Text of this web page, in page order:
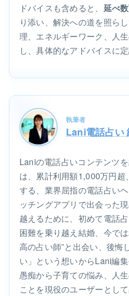
ドバイスも含めると、 延べ
り添い、解決への道を照ら
理、エネルギーワーク、人
し、具体的なアドバイスに定
執筆者
Lani電話占い
Laniの電話占いコンテンツ
は、累計利用額1,000万円
する、業界屈指の電話占い
ッチングアプリで出会った
越えるために、初めて電話
困難を乗り越え結婚、今で
高の占い師”と出会い、後悔
い」という想いからLani編
愚痴から子育ての悩み、人
ことを現役のユーザーとし